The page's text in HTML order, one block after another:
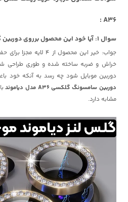
A36 :
سوال ۱: آیا خود این محصول برروی دوربین گوشی خراش می اندازد ؟
جواب: خیر این محصول از 4
خراش و ضربه ساخته شده و طوری طراحی شده
دوربین موبایل شود چه رسد به آنکه خود
دوربین سامسونگ گلکسی A36 مدل دیاموند
مشابه دارد.